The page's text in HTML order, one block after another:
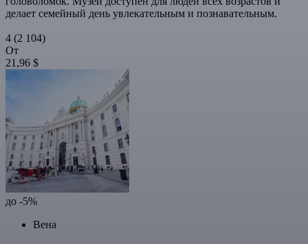
делает семейный день увлекательным и познавательным.
4 (2 104)
От
21,96 $
до -5%
Вена